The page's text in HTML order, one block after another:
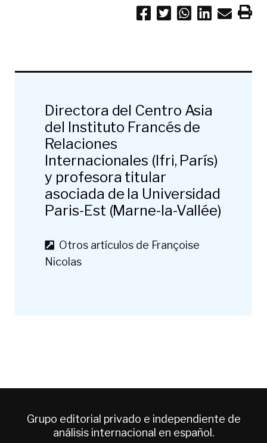
Directora del Centro Asia
del Instituto Francés de
Relaciones
Internacionales (Ifri, París)
y profesora titular
asociada de la Universidad
Paris-Est (Marne-la-Vallée)
Otros artículos de Françoise
Nicolas
Grupo editorial privado e independiente de
análisis internacional en español.